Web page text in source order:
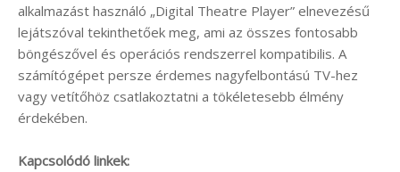
alkalmazást használó „Digital Theatre Player” elnevezésű
lejátszóval tekinthetőek meg, ami az összes fontosabb
böngészővel és operációs rendszerrel kompatibilis. A
számítógépet persze érdemes nagyfelbontású TV-hez
vagy vetítőhöz csatlakoztatni a tökéletesebb élmény
érdekében.
Kapcsolódó linkek: